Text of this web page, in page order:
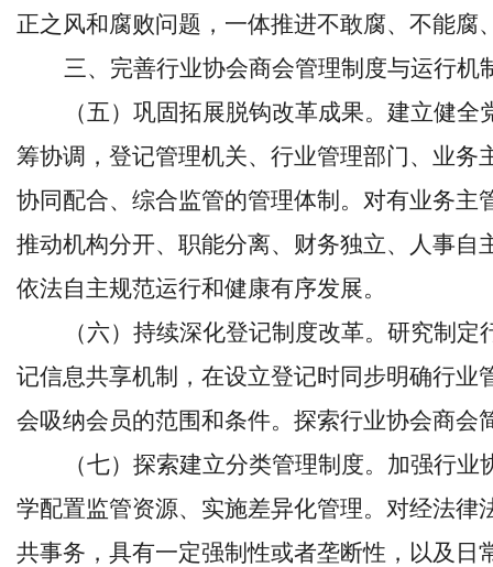
正之风和腐败问题，一体推进不敢腐、不能腐
三、完善行业协会商会管理制度与运行机
（五）巩固拓展脱钩改革成果。建立健
筹协调，登记管理机关、行业管理部门、业务
协同配合、综合监管的管理体制。对有业务主
推动机构分开、职能分离、财务独立、人事自
依法自主规范运行和健康有序发展。
（六）持续深化登记制度改革。研究制
记信息共享机制，在设立登记时同步明确行业
会吸纳会员的范围和条件。探索行业协会商会
（七）探索建立分类管理制度。加强行
学配置监管资源、实施差异化管理。对经法律
共事务，具有一定强制性或者垄断性，以及日